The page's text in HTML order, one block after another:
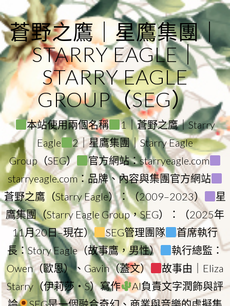
to
content
蒼野之鷹｜星鷹集團｜
STARRY EAGLE｜
STARRY EAGLE
GROUP（SEG）
本站使用兩個名稱
1｜蒼野之鷹｜Starry
Eagle
2｜星鷹集團｜Starry Eagle
Group（SEG）
官方網站：starryeagle.com
starryeagle.com：品牌、內容與集團官方網站
蒼野之鷹（Starry Eagle）：（2009–2023）
星
鷹集團（Starry Eagle Group，SEG）：（2025年
11月20日–現在）
SEG管理團隊
首席執行
長：Story Eagle（故事鷹，男性）
執行總監：
Owen（歐恩）、Gavin（蓋文）
故事由｜Eliza
Starry（伊莉莎・S）寫作
AI負責文字潤飾與評